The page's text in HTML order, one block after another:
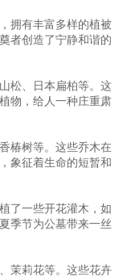
拥有丰富多样的植被
者创造了宁静和谐的
松、日本扁柏等。这
物，给人一种庄重肃
椿树等。这些乔木在
象征着生命的短暂和
了一些开花灌木，如
季节为公墓带来一丝
茉莉花等。这些花卉